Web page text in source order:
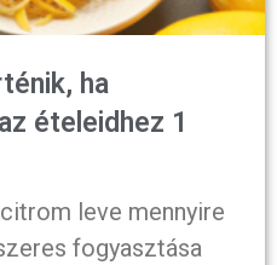
ha
ételeidhez 1
leve mennyire
fogyasztása